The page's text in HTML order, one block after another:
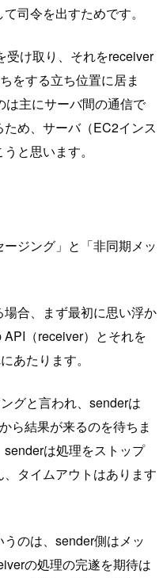
司令を出すためです。
受け取り、それをreceiver
をする立ち位置に居ま
主にサーバ間の通信で
め、サーバ（EC2インス
と思います。
ジング」と「非同期メッ
合、まず最初に思い浮か
（receiver）とそれを
あたります。
グと言われ、senderは
ら結果が来るのを待ちま
は処理をストップ
タイムアウトはあります
のは、sender側はメッ
の処理の完遂を期待は